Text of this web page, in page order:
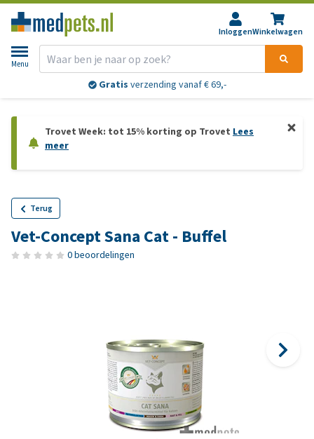
InloggenWinkelwagen
Menu
Gratis verzending vanaf € 69,-
Trovet Week: tot 15% korting op Trovet Lees
meer
Terug
Vet-Concept Sana Cat - Buffel
0 beoordelingen